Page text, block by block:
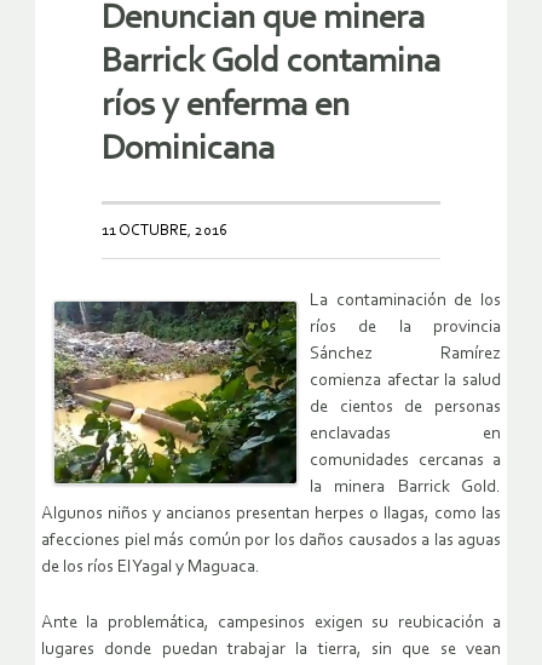
Denuncian que minera
Barrick Gold contamina
ríos y enferma en
Dominicana
11 OCTUBRE, 2016
La contaminación de los
ríos de la provincia
Sánchez Ramírez
comienza afectar la salud
de cientos de personas
enclavadas en
comunidades cercanas a
la minera Barrick Gold.
Algunos niños y ancianos presentan herpes o llagas, como las
afecciones piel más común por los daños causados a las aguas
de los ríos El Yagal y Maguaca.
Ante la problemática, campesinos exigen su reubicación a
lugares donde puedan trabajar la tierra, sin que se vean